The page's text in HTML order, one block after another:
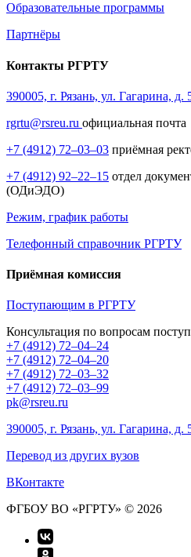
Образовательные программы
Партнёры
Контакты РГРТУ
390005, г. Рязань, ул. Гагарина, д.
rgrtu@rsreu.ru официальная почта
+7 (4912) 72–03–03 приёмная
+7 (4912) 92–22–15 отдел
(ОДиЭДО)
Режим, график работы
Телефонный справочник РГРТУ
Приёмная комиссия
Поступающим в РГРТУ
Консультация по вопросам
+7 (4912) 72–04–24
+7 (4912) 72–04–20
+7 (4912) 72–03–32
+7 (4912) 72–03–99
pk@rsreu.ru
390005, г. Рязань, ул. Гагарина,
Перевод из других вузов
ВКонтакте
ФГБОУ ВО «РГРТУ» © 2026